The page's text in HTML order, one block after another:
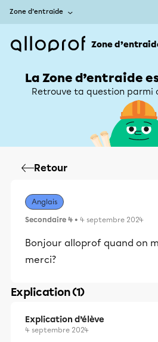
Zone d’entraide
Zone
La Zone d’entraide
Retrouve ta question parmi
Retour
Anglais
Secondaire 4 • 4 septembre 2024
Bonjour alloprof quand on
merci?
Explication (1)
Explication d’élève
4 septembre 2024